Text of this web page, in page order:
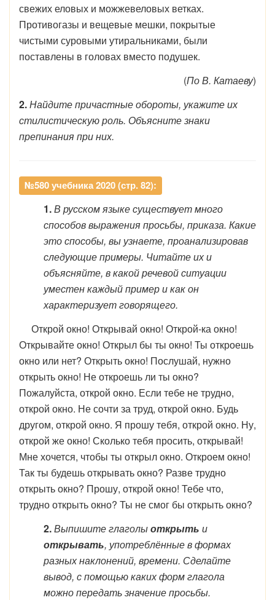
свежих еловых и можжевеловых ветках.
Противогазы и вещевые мешки, покрытые
чистыми суровыми утиральниками, были
поставлены в головах вместо подушек.
(По В. Катаеву)
2.Найдите причастные обороты, укажите их
стилистическую роль. Объясните знаки
препинания при них.
№580 учебника 2020 (стр. 82):
1.В русском языке существует много
способов выражения просьбы, приказа. Какие
это способы, вы узнаете, проанализировав
следующие примеры. Читайте их и
объясняйте, в какой речевой ситуации
уместен каждый пример и как он
характеризует говорящего.
Открой окно! Открывай окно! Открой-ка окно!
Открывайте окно! Открыл бы ты окно! Ты откроешь
окно или нет? Открыть окно! Послушай, нужно
открыть окно! Не откроешь ли ты окно?
Пожалуйста, открой окно. Если тебе не трудно,
открой окно. Не сочти за труд, открой окно. Будь
другом, открой окно. Я прошу тебя, открой окно. Ну,
открой же окно! Сколько тебя просить, открывай!
Мне хочется, чтобы ты открыл окно. Откроем окно!
Так ты будешь открывать окно? Разве трудно
открыть окно? Прошу, открой окно! Тебе что,
трудно открыть окно? Ты не смог бы открыть окно?
2.Выпишите глаголыоткрыть и
открывать, употреблённые в формах
разных наклонений, времени. Сделайте
вывод, с помощью каких форм глагола
можно передать значение просьбы.